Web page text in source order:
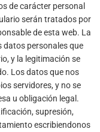
de carácter personal
serán tratados por
de esta web. La
datos personales que
y la legitimación se
Los datos que nos
servidores, y no se
u obligación legal.
supresión,
escribiendonos